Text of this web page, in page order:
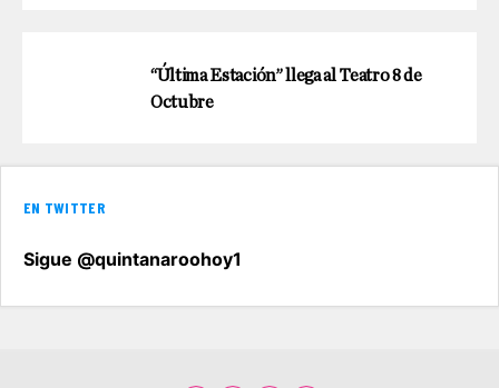
“Última Estación” llega al Teatro 8 de
Octubre
EN TWITTER
Sigue @quintanaroohoy1